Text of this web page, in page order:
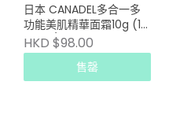
日本 CANADEL多合一多
功能美肌精華面霜10g (1
套3個/每款各一)
HKD $98.00
售罄